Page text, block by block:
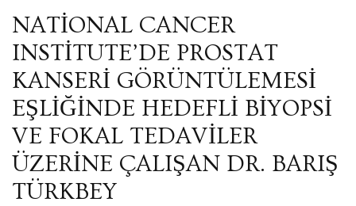
NATİONAL CANCER
INSTİTUTE’DE PROSTAT
KANSERİ GÖRÜNTÜLEMESİ
EŞLİĞİNDE HEDEFLİ BİYOPSİ
VE FOKAL TEDAVİLER
ÜZERİNE ÇALIŞAN DR. BARIŞ
TÜRKBEY